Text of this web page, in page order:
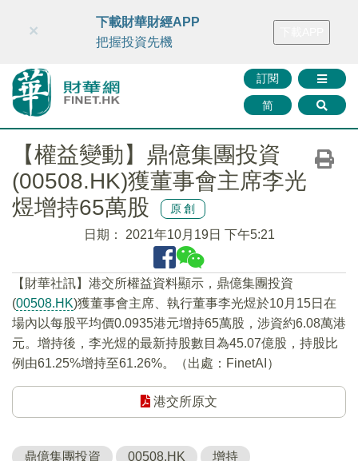
財華智庫網 FINTV FINMETA 財華證券 媒體矩陣
訂閱
简
×
下載財華財經APP
把握投資先機
【權益變動】鼎億集團投資
(00508.HK)獲董事會主席李光
煜增持65萬股
原創
日期： 2021年10月19日 下午5:21
【財華社訊】港交所權益資料顯示，鼎億集團投資
(00508.HK)獲董事會主席、執行董事李光煜於10月15日在
場內以每股平均價0.0935港元增持65萬股，涉資約6.08萬港
元。增持後，李光煜的最新持股數目為45.07億股，持股比
例由61.25%增持至61.26%。（出處：FinetAI）
港交所原文
鼎億集團投資 00508.HK 增持